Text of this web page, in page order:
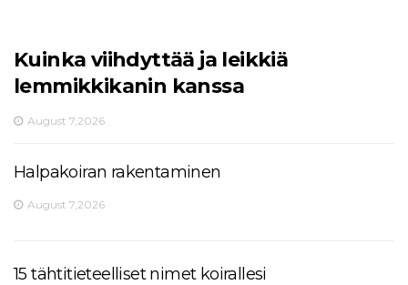
Kuinka viihdyttää ja leikkiä
lemmikkikanin kanssa
August 7,2026
Halpakoiran rakentaminen
August 7,2026
15 tähtitieteelliset nimet koirallesi